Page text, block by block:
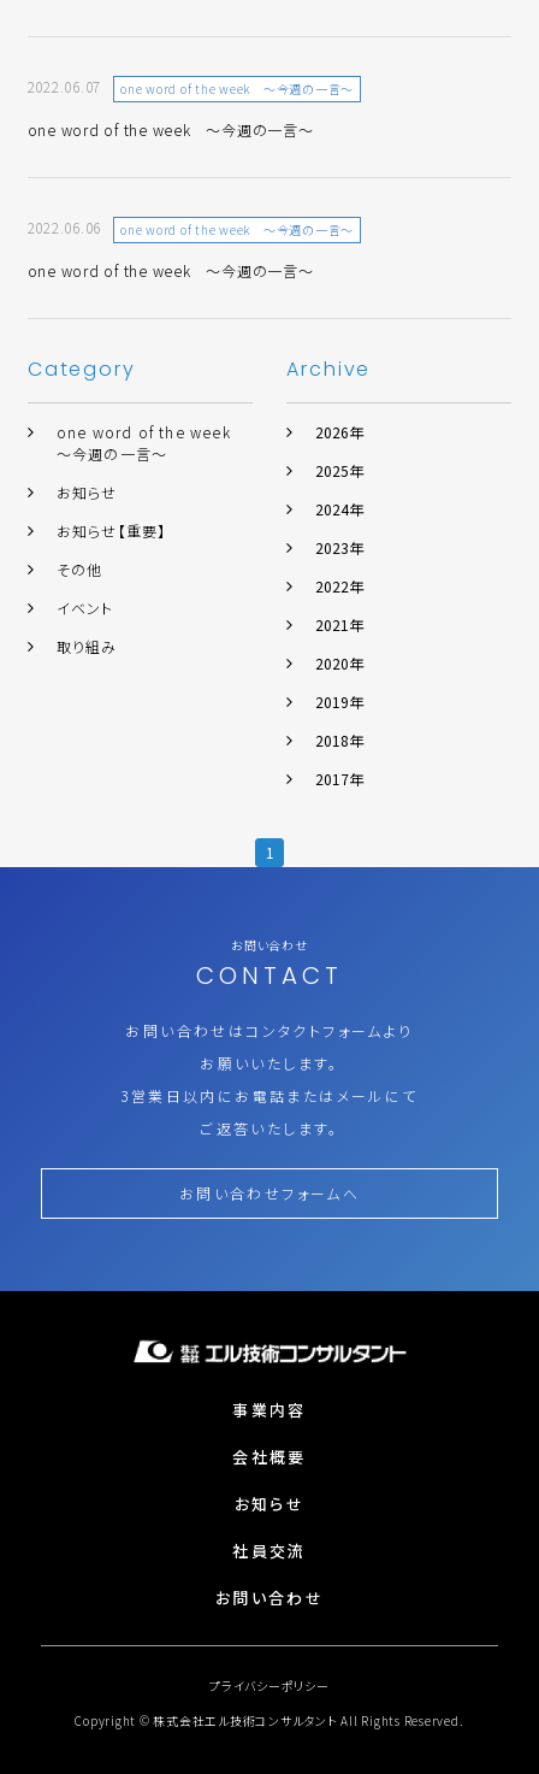
2022.06.07 one word of the week ～今週の一言～
one word of the week ～今週の一言～
2022.06.06 one word of the week ～今週の一言～
one word of the week ～今週の一言～
Category
one word of the week
～今週の一言～
お知らせ
お知らせ【重要】
その他
イベント
取り組み
Archive
2026年
2025年
2024年
2023年
2022年
2021年
2020年
2019年
2018年
2017年
1
お問い合わせ
CONTACT
お問い合わせはコンタクトフォームより
お願いいたします。
3営業日以内にお電話またはメールにて
ご返答いたします。
お問い合わせフォームへ
事業内容
会社概要
お知らせ
社員交流
お問い合わせ
Copyright © 株式会社エル技術コンサルタント All Rights Reserved.
プライバシーポリシー